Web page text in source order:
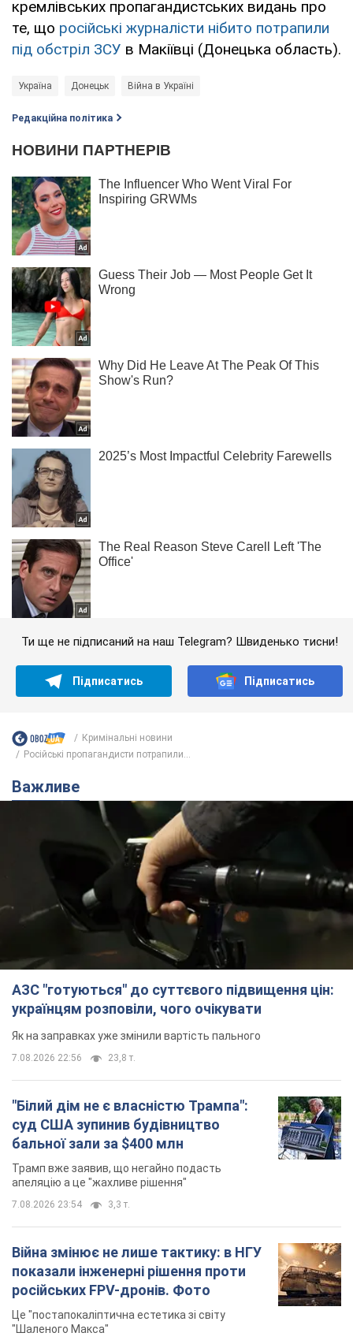
кремлівських пропагандистських видань про
те, що російські журналісти нібито потрапили
під обстріл ЗСУ в Макіївці (Донецька область).
Україна Донецьк Війна в Україні
Редакційна політика
Ти ще не підписаний на наш Telegram? Швиденько тисни!
Підписатись Підписатись
Кримінальні новини
Російські пропагандисти потрапили...
Важливе
АЗС "готуються" до суттєвого підвищення цін:
українцям розповіли, чого очікувати
Як на заправках уже змінили вартість пального
7.08.2026 22:56 23,8 т.
"Білий дім не є власністю Трампа":
суд США зупинив будівництво
бальної зали за $400 млн
Трамп вже заявив, що негайно подасть
апеляцію а це "жахливе рішення"
7.08.2026 23:54 3,3 т.
Війна змінює не лише тактику: в НГУ
показали інженерні рішення проти
російських FPV-дронів. Фото
Це "постапокаліптична естетика зі світу
"Шаленого Макса"